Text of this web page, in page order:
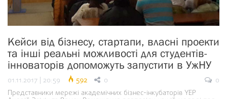
Кейси від бізнесу, стартапи, власні проекти
та інші реальні можливості для студентів-
інноваторів допоможуть запустити в УжНУ
01.11.2017 | 20:59 592 0
0
Представники мережі академічних бізнес-інкубаторів YEP